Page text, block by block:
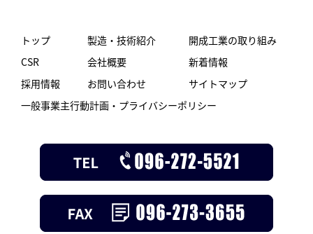
トップ 製造・技術紹介
開成工業の取り組み
CSR
会社概要
新着情報
採用情報
お問い合わせ
サイトマップ
一般事業主行動計画・プライバシーポリシー